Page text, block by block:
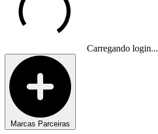
Carregando login...
Marcas Parceiras